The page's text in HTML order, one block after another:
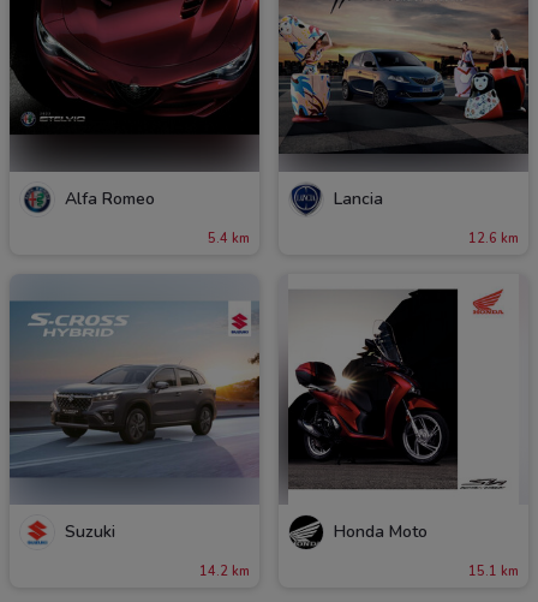
Alfa Romeo
5.4 km
Lancia
12.6 km
Suzuki
14.2 km
Honda Moto
15.1 km